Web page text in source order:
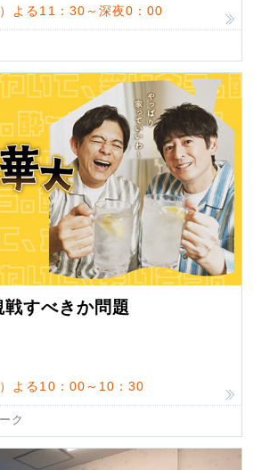
よる11：30～深夜0：00
すべきか問題
よる10：00～10：30
ク